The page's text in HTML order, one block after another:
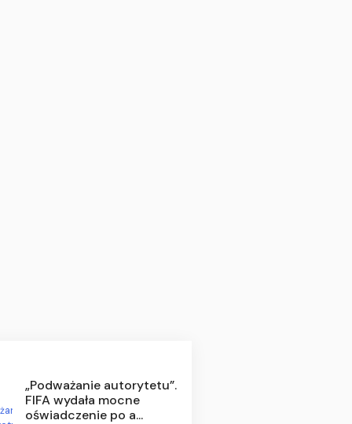
„Podważanie autorytetu”.
FIFA wydała mocne
oświadczenie po a...